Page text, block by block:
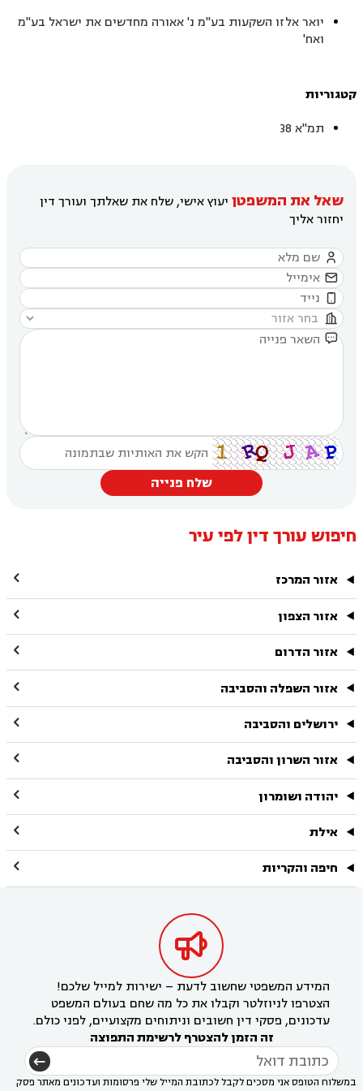
יואר אלזו השקעות בע"מ נ' אאורה מחדשים את ישראל בע"מ
ואח'
קטגוריות
תמ"א 38
שאל את המשפטן יעוץ אישי, שלח את שאלתך ועורך דין
יחזור אליך





שלח פנייה
חיפוש עורך דין לפי עיר
אזור המרכז 
אזור הצפון 
אזור הדרום 
אזור השפלה והסביבה 
ירושלים והסביבה 
אזור השרון והסביבה 
יהודה ושומרון 
אילת 
חיפה והקריות 

המידע המשפטי שחשוב לדעת – ישירות למייל שלכם!
הצטרפו לניוזלטר וקבלו את כל מה שחם בעולם המשפט
עדכונים, פסקי דין חשובים וניתוחים מקצועיים, לפני כולם.
זה הזמן להצטרף לרשימת התפוצה
במשלוח הטופס אני מסכים לקבל לכתובת המייל שלי פרסומות ועדכונים מאתר פסק